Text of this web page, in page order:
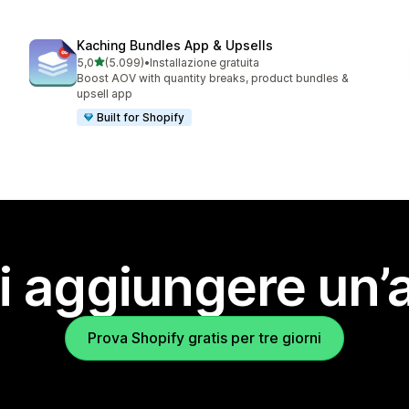
Kaching Bundles App & Upsells
5,0stelle su 5
(5.099)
5099 recensioni totali
•Installazione gratuita
Boost AOV with quantity breaks, product bundles &
upsell app
Built for Shopify
aggiungere
Prova Shopify gratis per tre giorni